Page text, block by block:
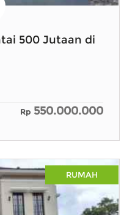
500 Jutaan di
Rp 550.000.000
RUMAH